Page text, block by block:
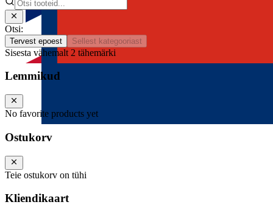
Otsi:
Tervest epoest Sellest kategooriast
Sisesta vähemalt 2 tähemärki
Lemmikud
No favorite products yet
Ostukorv
Teie ostukorv on tühi
Kliendikaart